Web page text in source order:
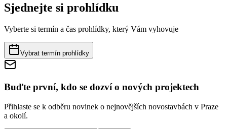
Sjednejte si prohlídku
Vyberte si termín a čas prohlídky, který Vám vyhovuje
Vybrat termín prohlídky
Buďte první, kdo se dozví o nových projektech
Přihlaste se k odběru novinek o nejnovějších novostavbách v Praze
a okolí.